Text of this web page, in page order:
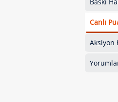
Canlı
Aksiyon